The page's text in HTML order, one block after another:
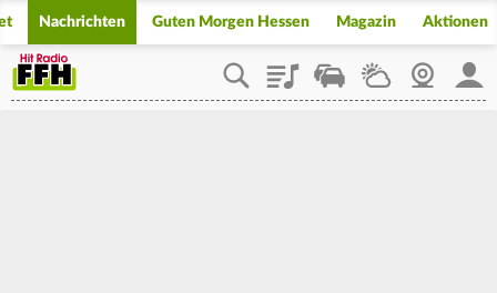
Nachrichten Guten Morgen Hessen Magazin Aktionen
PlaylistStaupilotWetterWebcam